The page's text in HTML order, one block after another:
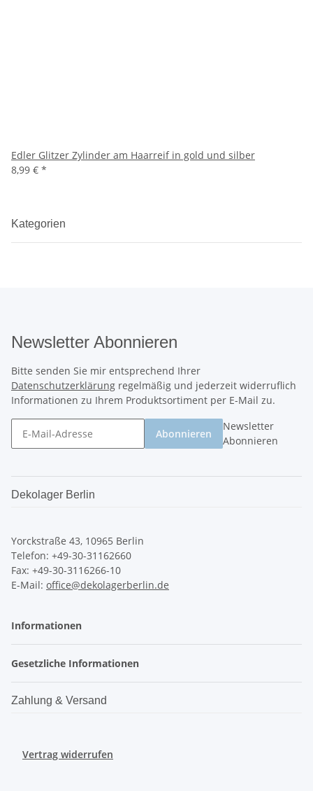
Edler Glitzer Zylinder am Haarreif in gold und silber
8,99 € *
Kategorien
Newsletter Abonnieren
Bitte senden Sie mir entsprechend Ihrer
Datenschutzerklärung regelmäßig und jederzeit widerruflich
Informationen zu Ihrem Produktsortiment per E-Mail zu.
Abonnieren
Newsletter
Abonnieren
Dekolager Berlin
Yorckstraße 43, 10965 Berlin
Telefon: +49-30-31162660
Fax: +49-30-3116266-10
E-Mail: office@dekolagerberlin.de
Informationen
Gesetzliche Informationen
Zahlung & Versand
Vertrag widerrufen